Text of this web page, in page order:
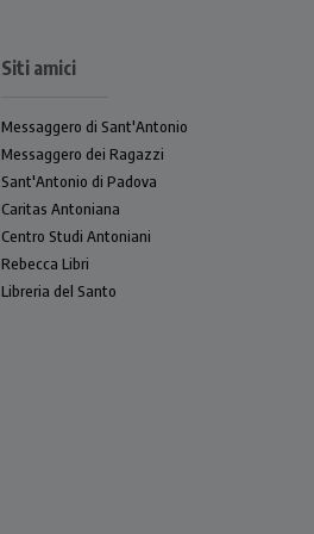
Siti amici
Messaggero di Sant'Antonio
Messaggero dei Ragazzi
Sant'Antonio di Padova
Caritas Antoniana
Centro Studi Antoniani
Rebecca Libri
Libreria del Santo